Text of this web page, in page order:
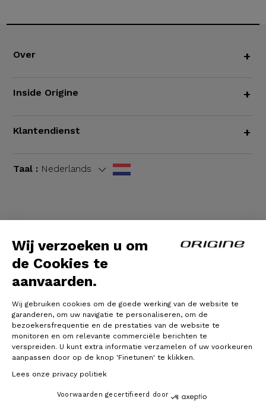
Wij verzoeken u om
de Cookies te
aanvaarden.
Wij gebruiken cookies om de goede werking van de website te
garanderen, om uw navigatie te personaliseren, om de
bezoekersfrequentie en de prestaties van de website te
monitoren en om relevante commerciële berichten te
verspreiden. U kunt extra informatie verzamelen of uw voorkeuren
aanpassen door op de knop 'Finetunen' te klikken.
Lees onze privacy politiek
Voorwaarden gecertifieerd door
Over +
Inside Origine +
Klantendienst +
Taal : Nederlands
© Origine Cycles